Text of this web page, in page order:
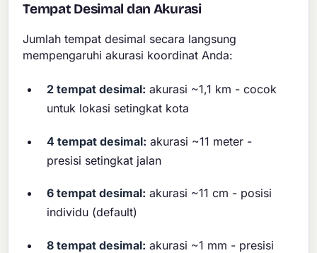
Tempat Desimal dan Akurasi
Jumlah tempat desimal secara langsung
mempengaruhi akurasi koordinat Anda:
2 tempat desimal: akurasi ~1,1 km - cocok
untuk lokasi setingkat kota
4 tempat desimal: akurasi ~11 meter -
presisi setingkat jalan
6 tempat desimal: akurasi ~11 cm - posisi
individu (default)
8 tempat desimal: akurasi ~1 mm - presisi